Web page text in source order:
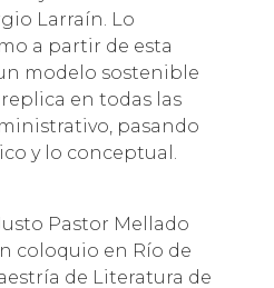
Larraín. Lo
a partir de esta
modelo sostenible
en todas las
pasando
y lo conceptual.
Pastor Mellado
coloquio en Río de
de Literatura de